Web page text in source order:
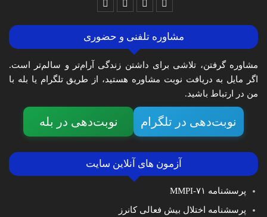
مشاوره تلفنی و حضوری
مشاوره گرفتن، تلاشی برای داشتن زندگی آرام‌تر و سالم‌تر است.
اگر مایل به دریافت نوبت مشاوره هستید، از طریق تلگرام یا بله با
من در ارتباط باشید.
نوبت‌دهی در تلگرام نوبت‌دهی در بله
آزمون های آنلاین سایت
پرسشنامه MMPI-۷۱
پرسشنامه اختلال بیش فعالی کانرز